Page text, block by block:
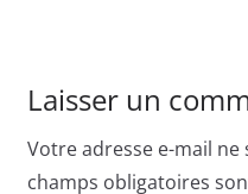
Laisser un
Votre adresse e-mail ne
champs obligatoires